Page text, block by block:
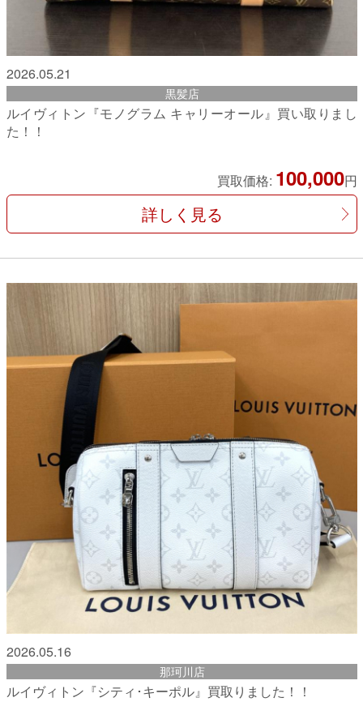
2026.05.21
黒髪店
ルイヴィトン『モノグラム キャリーオール』買い取りまし
た！！
買取価格: 100,000円
詳しく見る
2026.05.16
那珂川店
ルイヴィトン『シティ･キーポル』買取りました！！